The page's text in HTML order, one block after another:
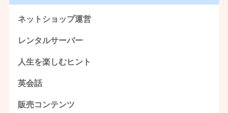
ネットショップ運営
レンタルサーバー
人生を楽しむヒント
英会話
販売コンテンツ